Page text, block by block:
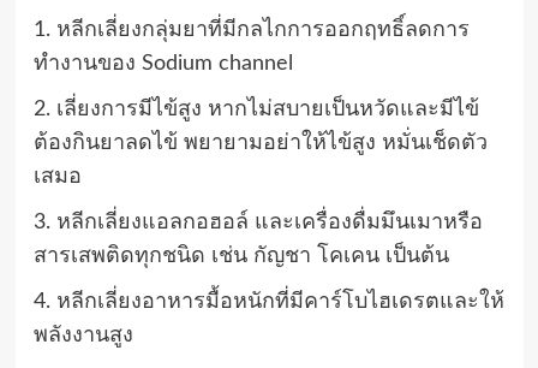
1. หลีกเลี่ยงกลุ่มยาที่มีกลไกการออกฤทธิ์ลดการ
ทำงานของ Sodium channel
2. เลี่ยงการมีไข้สูง หากไม่สบายเป็นหวัดและมีไข้
ต้องกินยาลดไข้ พยายามอย่าให้ไข้สูง หมั่นเช็ดตัว
เสมอ
3. หลีกเลี่ยงแอลกอฮอล์ และเครื่องดื่มมึนเมาหรือ
สารเสพติดทุกชนิด เช่น กัญชา โคเคน เป็นต้น
4. หลีกเลี่ยงอาหารมื้อหนักที่มีคาร์โบไฮเดรตและให้
พลังงานสูง